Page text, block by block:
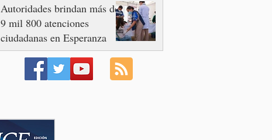
Autoridades brindan más de
9 mil 800 atenciones
ciudadanas en Esperanza